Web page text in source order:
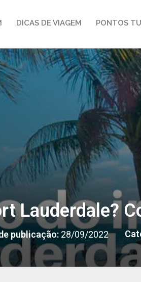
DICAS DE VIAGEM PONTOS
Lauderdale?
publicação:28/09/2022